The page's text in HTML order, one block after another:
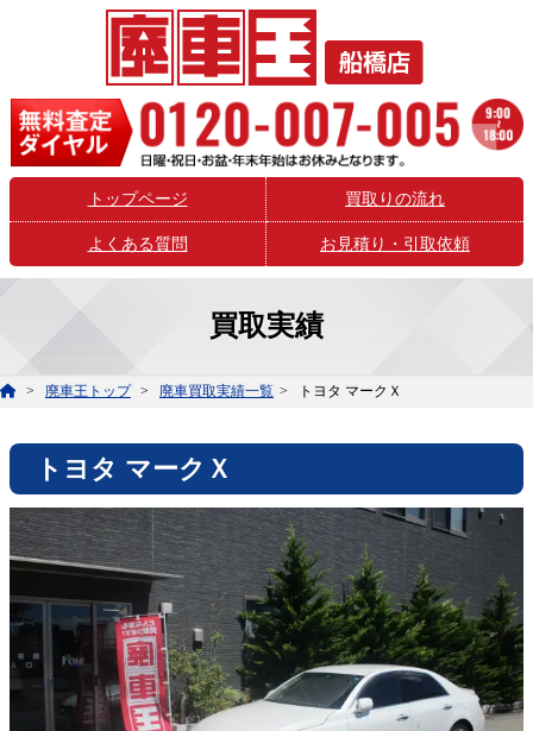
トップページ 買取りの流れ
よくある質問 お見積り・引取依頼
買取実績
廃車王トップ 廃車買取実績一覧 トヨタ マークＸ
トヨタ マークＸ